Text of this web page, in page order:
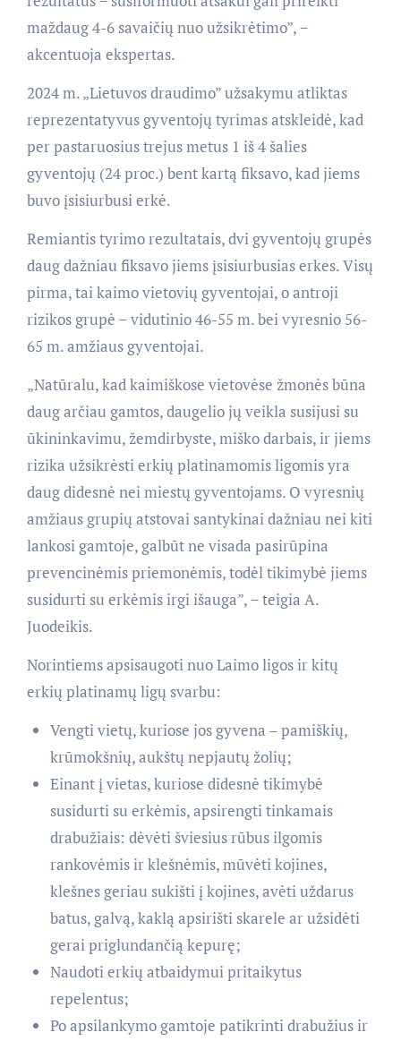
maždaug 4-6 savaičių nuo užsikrėtimo”, −
akcentuoja ekspertas.
2024 m. „Lietuvos draudimo” užsakymu atliktas
reprezentatyvus gyventojų tyrimas atskleidė, kad
per pastaruosius trejus metus 1 iš 4 šalies
gyventojų (24 proc.) bent kartą fiksavo, kad jiems
buvo įsisiurbusi erkė.
Remiantis tyrimo rezultatais, dvi gyventojų grupės
daug dažniau fiksavo jiems įsisiurbusias erkes. Visų
pirma, tai kaimo vietovių gyventojai, o antroji
rizikos grupė − vidutinio 46-55 m. bei vyresnio 56-
65 m. amžiaus gyventojai.
„Natūralu, kad kaimiškose vietovėse žmonės būna
daug arčiau gamtos, daugelio jų veikla susijusi su
ūkininkavimu, žemdirbyste, miško darbais, ir jiems
rizika užsikrėsti erkių platinamomis ligomis yra
daug didesnė nei miestų gyventojams. O vyresnių
amžiaus grupių atstovai santykinai dažniau nei kiti
lankosi gamtoje, galbūt ne visada pasirūpina
prevencinėmis priemonėmis, todėl tikimybė jiems
susidurti su erkėmis irgi išauga”, − teigia A.
Juodeikis.
Norintiems apsisaugoti nuo Laimo ligos ir kitų
erkių platinamų ligų svarbu:
Vengti vietų, kuriose jos gyvena – pamiškių,
krūmokšnių, aukštų nepjautų žolių;
Einant į vietas, kuriose didesnė tikimybė
susidurti su erkėmis, apsirengti tinkamais
drabužiais: dėvėti šviesius rūbus ilgomis
rankovėmis ir klešnėmis, mūvėti kojines,
klešnes geriau sukišti į kojines, avėti uždarus
batus, galvą, kaklą apsirišti skarele ar užsidėti
gerai priglundančią kepurę;
Naudoti erkių atbaidymui pritaikytus
repelentus;
Po apsilankymo gamtoje patikrinti drabužius ir